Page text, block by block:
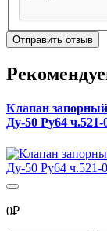
Отправить отзыв
Клапан
Ду-50 Ру64
0₽